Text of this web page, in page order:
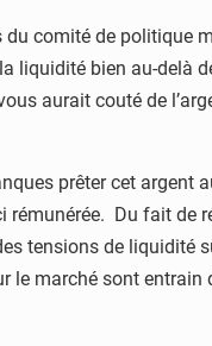
comité de politique
liquidité bien au-delà
aurait couté de
prêter cet argent
Du fait de
tensions de liquidité
marché sont entrain